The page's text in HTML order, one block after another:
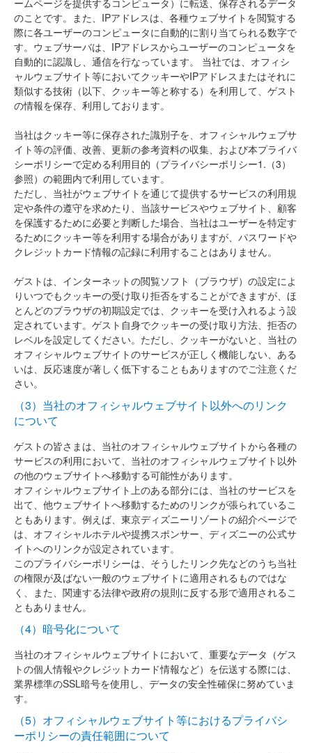
ームページを提供するコンピュータ）に転送、保存されるデータ
のことです。また、IPアドレスは、各種ウェブサイトを閲覧する
際に各ユーザーのコンピュータに自動的に割り当てられる数字で
す。ウェブサーバは、IPアドレスからユーザーのコンピュータを
自動的に認識し、通信を行なっています。 当社では、オフィシ
ャルウェブサイト等においてクッキーやIPアドレスまたはそれに
類似する技術（以下、クッキー等と称する）を利用して、ゲスト
の情報を保存、利用しております。
当社はクッキー等に保存された識別子を、オフィシャルウェブサ
イト等の評価、改善、更新の参考資料の収集、および本プライバ
シーポリシーで定める利用目的（プライバシーポリシー1.（3）
参照）の範囲内で利用しています。
ただし、当社がウェブサイトを通じて提供するサービスの利用規
定や条件の遵守を求めたり、当該サービスやウェブサイト、顧客
を保護するために必要と判断した場合、当社はユーザーを特定す
るためにクッキー等を利用する場合がありますが、パスワードや
クレジットカード情報の記録に利用することはありません。
ゲストは、インターネットの閲覧ソフト（ブラウザ）の設定によ
りいつでもクッキーの受け取り拒否をすることができますが、ほ
とんどのブラウザの初期設定では、クッキーを受け入れるよう設
定されています。ゲスト自身でクッキーの受け取り方法、拒否の
レベルを設定してください。ただし、クッキーがないと、当社の
オフィシャルウェブサイトのサービスが正しく機能しない、ある
いは、反応速度が著しく低下することもありますのでご注意くだ
さい。
（3）当社のオフィシャルウェブサイト以外へのリンク
について
ゲストの皆さまは、当社のオフィシャルウェブサイトから各種の
サービスの利用において、当社のオフィシャルウェブサイト以外
の他のウェブサイトへ移動する可能性があります。
オフィシャルウェブサイト上のある部分には、当社のサービスを
出て、他ウェブサイトへ移動するためのリンクが張られているこ
ともあります。例えば、東京ディズニーリゾートの紹介ページで
は、オフィシャルホテルや提携スポンサー、ディズニーの公式サ
イトへのリンクが設定されています。
このプライバシーポリシーは、そうしたリンク先などのうち当社
の権限が及ばない一般のウェブサイトに適用されるものではな
く、また、関連する法律や政府の規則に反する形で適用されるこ
ともありません。
（4）暗号化について
当社のオフィシャルウェブサイトにおいて、重要なデータ（ゲス
トの個人情報やクレジットカード情報など）を伝送する際には、
業界標準のSSL暗号を使用し、データの安全性確保に努めていま
す。
（5）オフィシャルウェブサイト等におけるプライバシ
ーポリシーの責任範囲について